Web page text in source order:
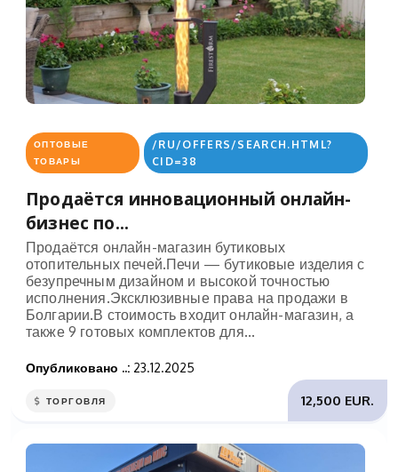
ОПТОВЫЕ
ТОВАРЫ
/RU/OFFERS/SEARCH.HTML?
CID=38
Продаётся инновационный онлайн-
бизнес по...
Продаётся онлайн-магазин бутиковых
отопительных печей.Печи — бутиковые изделия с
безупречным дизайном и высокой точностью
исполнения.Эксклюзивные права на продажи в
Болгарии.В стоимость входит онлайн-магазин, а
также 9 готовых комплектов для...
Опубликовано ..: 23.12.2025
12,500 EUR.
ТОРГОВЛЯ